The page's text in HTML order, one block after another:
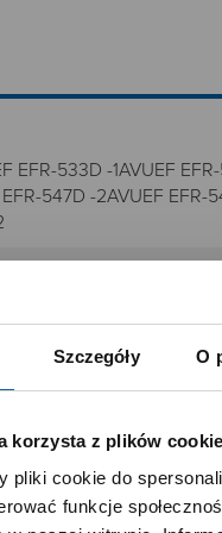
Szczegóły O
korzysta z plików cookie
pliki cookie do
funkcje
EFR-533D -1AVUEF
547D -2AVUEF EFR-